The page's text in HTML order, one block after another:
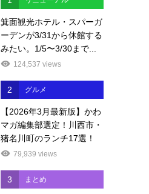
箕面観光ホテル・スパーガ
ーデンが3/31から休館する
みたい。1/5〜3/30まで...
124,537 views
2 グルメ
【2026年3月最新版】かわ
マガ編集部選定！川西市・
猪名川町のランチ17選！
79,939 views
3 まとめ